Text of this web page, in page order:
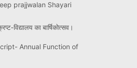
prajjwalan Shayari
विद्यालय का बार्षिकोत्सव।
Annual Function of